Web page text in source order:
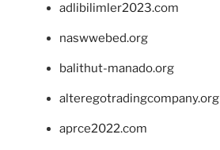
adlibilimler2023.com
naswwebed.org
balithut-manado.org
alteregotradingcompany.org
aprce2022.com